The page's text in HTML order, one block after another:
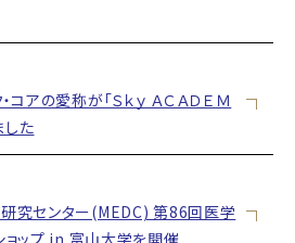
アの愛称が「Ｓｋｙ ＡＣＡＤＥＭ
した
究センター(MEDC) 第86回医学
ョップ in 富山大学を開催